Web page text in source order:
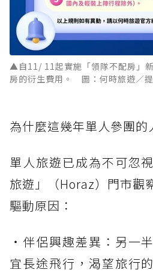
▲自11/ 11起實施「領隊不配房」
房的衍生費用。 圖：何時旅遊／
為什麼這幾年單人參團的
單人旅遊已成為不可忽
旅遊」（Horaz）門市觀
驅動原因：
・伴侶興趣差異：另一
宜長途飛行，渴望旅行